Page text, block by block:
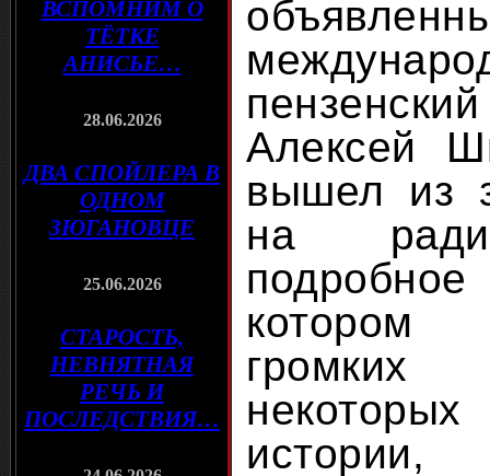
ВСПОМНИМ О
ТЁТКЕ
АНИСЬЕ…
28.06.2026
ДВА СПОЙЛЕРА В
ОДНОМ
ЗЮГАНОВЦЕ
25.06.2026
СТАРОСТЬ,
НЕВНЯТНАЯ
РЕЧЬ И
ПОСЛЕДСТВИЯ…
Алексей
вышел из
на
громких